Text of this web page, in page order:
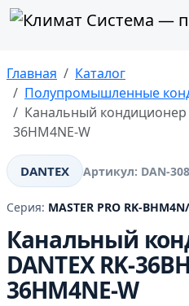
Главная
Каталог
Полупромышленные
Канальный кондиционер
36HM4NE-W
DANTEX Артикул: DAN-
Серия: MASTER PRO RK-
Канальный
DANTEX RK-
36HM4NE-W